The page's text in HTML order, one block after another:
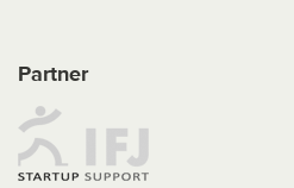
Partner